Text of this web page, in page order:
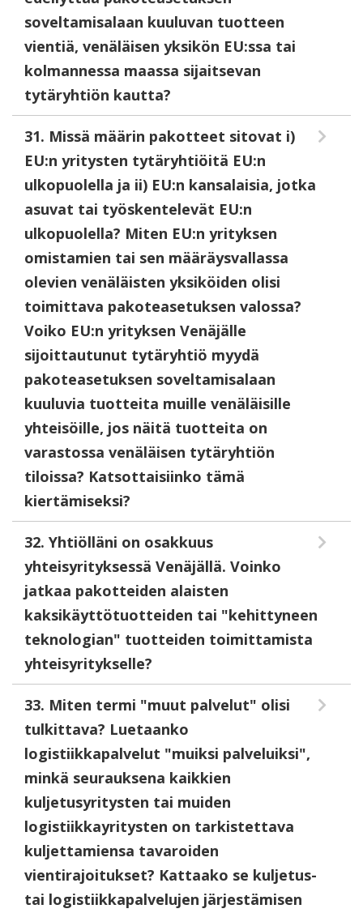
soveltamisalaan kuuluvan tuotteen
vientiä, venäläisen yksikön EU:ssa tai
kolmannessa maassa sijaitsevan
tytäryhtiön kautta?
31. Missä määrin pakotteet sitovat i)
EU:n yritysten tytäryhtiöitä EU:n
ulkopuolella ja ii) EU:n kansalaisia, jotka
asuvat tai työskentelevät EU:n
ulkopuolella? Miten EU:n yrityksen
omistamien tai sen määräysvallassa
olevien venäläisten yksiköiden olisi
toimittava pakoteasetuksen valossa?
Voiko EU:n yrityksen Venäjälle
sijoittautunut tytäryhtiö myydä
pakoteasetuksen soveltamisalaan
kuuluvia tuotteita muille venäläisille
yhteisöille, jos näitä tuotteita on
varastossa venäläisen tytäryhtiön
tiloissa? Katsottaisiinko tämä
kiertämiseksi?
32. Yhtiölläni on osakkuus
yhteisyrityksessä Venäjällä. Voinko
jatkaa pakotteiden alaisten
kaksikäyttötuotteiden tai "kehittyneen
teknologian" tuotteiden toimittamista
yhteisyritykselle?
33. Miten termi "muut palvelut" olisi
tulkittava? Luetaanko
logistiikkapalvelut "muiksi palveluiksi",
minkä seurauksena kaikkien
kuljetusyritysten tai muiden
logistiikkayritysten on tarkistettava
kuljettamiensa tavaroiden
vientirajoitukset? Kattaako se kuljetus-
tai logistiikkapalvelujen järjestämisen